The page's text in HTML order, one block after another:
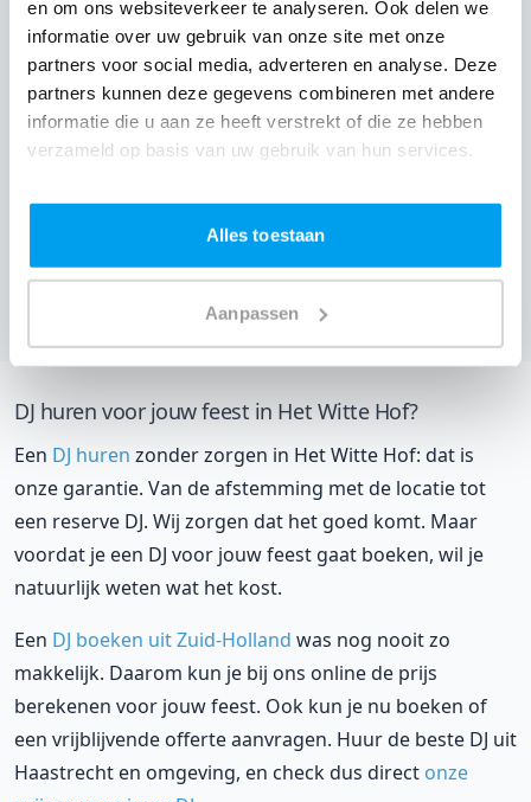
en om ons websiteverkeer te analyseren. Ook delen we
informatie over uw gebruik van onze site met onze
partners voor social media, adverteren en analyse. Deze
partners kunnen deze gegevens combineren met andere
informatie die u aan ze heeft verstrekt of die ze hebben
verzameld op basis van uw gebruik van hun services.
Alles toestaan
Aanpassen
Bekijk alle feestlocaties
DJ huren voor jouw feest in Het Witte Hof?
Een DJ huren zonder zorgen in Het Witte Hof: dat is
onze garantie. Van de afstemming met de locatie tot
een reserve DJ. Wij zorgen dat het goed komt. Maar
voordat je een DJ voor jouw feest gaat boeken, wil je
natuurlijk weten wat het kost.
Een DJ boeken uit Zuid-Holland was nog nooit zo
makkelijk. Daarom kun je bij ons online de prijs
berekenen voor jouw feest. Ook kun je nu boeken of
een vrijblijvende offerte aanvragen. Huur de beste DJ uit
Haastrecht en omgeving, en check dus direct onze